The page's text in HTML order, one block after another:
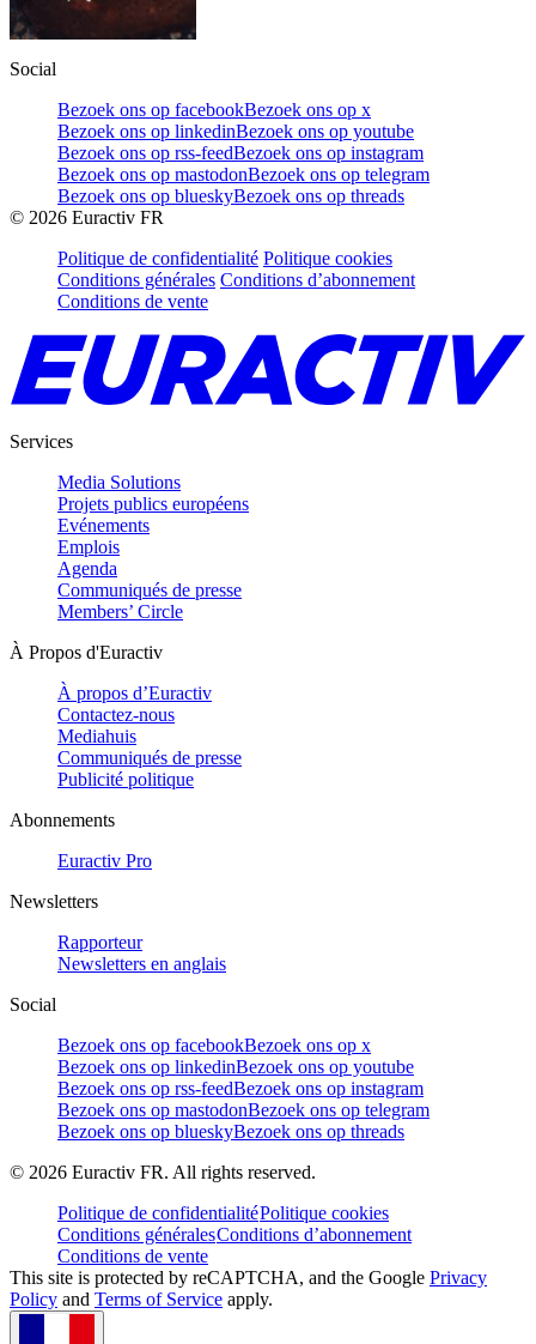
Social
Bezoek ons op facebookBezoek ons op x
Bezoek ons op linkedinBezoek ons op youtube
Bezoek ons op rss-feedBezoek ons op instagram
Bezoek ons op mastodonBezoek ons op telegram
Bezoek ons op blueskyBezoek ons op threads
© 2026 Euractiv FR
Politique de confidentialité Politique cookies
Conditions générales Conditions d’abonnement
Conditions de vente
Services
Media Solutions
Projets publics européens
Evénements
Emplois
Agenda
Communiqués de presse
Members’ Circle
À Propos d'Euractiv
À propos d’Euractiv
Contactez-nous
Mediahuis
Communiqués de presse
Publicité politique
Abonnements
Euractiv Pro
Newsletters
Rapporteur
Newsletters en anglais
Social
Bezoek ons op facebookBezoek ons op x
Bezoek ons op linkedinBezoek ons op youtube
Bezoek ons op rss-feedBezoek ons op instagram
Bezoek ons op mastodonBezoek ons op telegram
Bezoek ons op blueskyBezoek ons op threads
© 2026 Euractiv FR. All rights reserved.
Politique de confidentialitéPolitique cookies
Conditions généralesConditions d’abonnement
Conditions de vente
This site is protected by reCAPTCHA, and the Google Privacy
Policy and Terms of Service apply.